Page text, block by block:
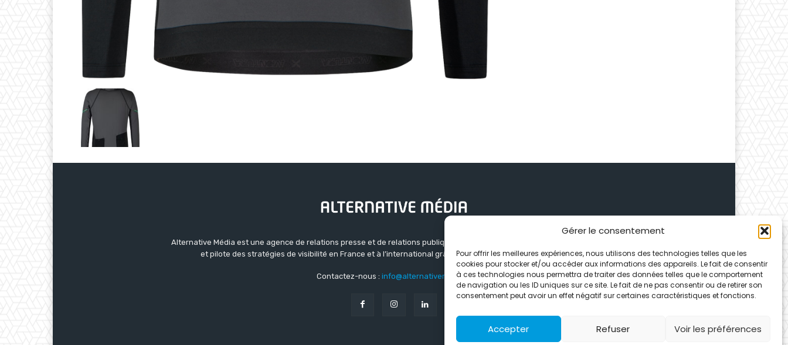
Gérer le consentement
Pour offrir les meilleures expériences, nous utilisons des technologies telles que les
cookies pour stocker et/ou accéder aux informations des appareils. Le fait de consentir
à ces technologies nous permettra de traiter des données telles que le comportement
de navigation ou les ID uniques sur ce site. Le fait de ne pas consentir ou de retirer son
consentement peut avoir un effet négatif sur certaines caractéristiques et fonctions.
Accepter Refuser Voir les préférences
Alternative Média est une agence de relations presse et de relations publiques basée à Grenoble. Depuis 1995, elle conçoit
et pilote des stratégies de visibilité en France et à l’international grâce à un réseau d’agences partenaires.
Contactez-nous : info@alternativemedia.fr